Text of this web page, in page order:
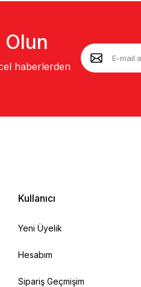
haberlerden
Kullanıcı
Yeni Üyelik
Hesabım
Sipariş Geçmişim